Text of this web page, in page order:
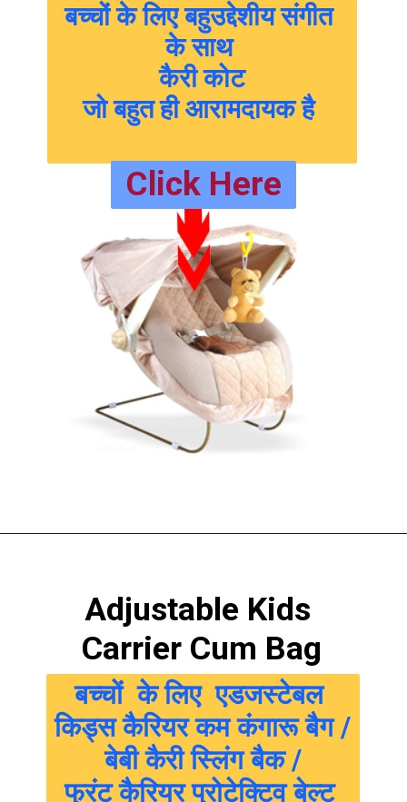
Go to Next Slide
बच्चों के लिए बहुउद्देशीय संगीत
के साथ
कैरी कोट
जो बहुत ही आरामदायक है
Click Here
Adjustable Kids
Carrier Cum Bag
बच्चों  के लिए  एडजस्टेबल
किड्स कैरियर कम कंगारू बैग /
बेबी कैरी स्लिंग बैक /
फ्रंट कैरियर प्रोटेक्टिव बेल्ट